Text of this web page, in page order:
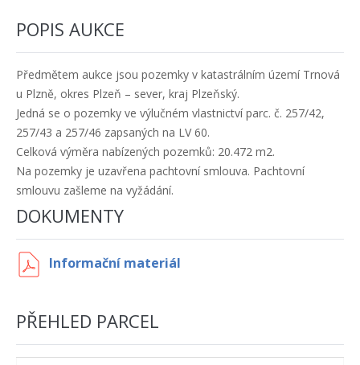
POPIS AUKCE
Předmětem aukce jsou pozemky v katastrálním území Trnová
u Plzně, okres Plzeň – sever, kraj Plzeňský.
Jedná se o pozemky ve výlučném vlastnictví parc. č. 257/42,
257/43 a 257/46 zapsaných na LV 60.
Celková výměra nabízených pozemků: 20.472 m2.
Na pozemky je uzavřena pachtovní smlouva. Pachtovní
smlouvu zašleme na vyžádání.
DOKUMENTY
Informační materiál
PŘEHLED PARCEL